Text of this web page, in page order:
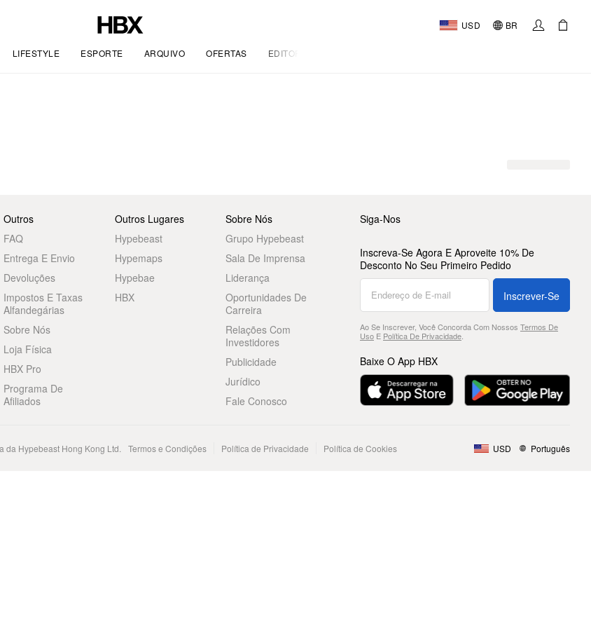
USD BR
LIFESTYLE ESPORTE ARQUIVO OFERTAS EDITORIAL
Outros
FAQ
Entrega E Envio
Devoluções
Impostos E Taxas
Alfandegárias
Sobre Nós
Loja Física
HBX Pro
Programa De
Afiliados
Outros Lugares
Hypebeast
Hypemaps
Hypebae
HBX
Sobre Nós
Grupo Hypebeast
Sala De Imprensa
Liderança
Oportunidades De
Carreira
Relações Com
Investidores
Publicidade
Jurídico
Fale Conosco
Siga-Nos
Inscreva-Se Agora E Aproveite 10% De
Desconto No Seu Primeiro Pedido
Inscrever-Se
Ao Se Inscrever, Você Concorda Com Nossos Termos De
UsoE Política De Privacidade.
Baixe O App HBX
da Hypebeast Hong Kong Ltd. Termos e Condições Política de Privacidade Política de Cookies USD Português